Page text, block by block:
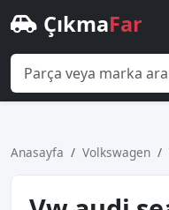
ÇıkmaFar
Anasayfa Volkswagen